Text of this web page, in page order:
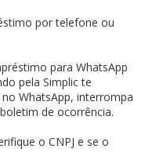
por telefone ou
para WhatsApp
pela Simplic te
WhatsApp, interrompa
de ocorrência.
o CNPJ e se o